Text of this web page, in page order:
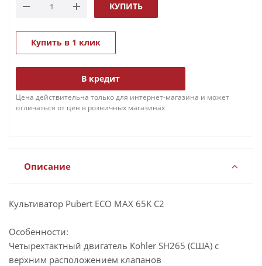
КУПИТЬ
Купить в 1 клик
В кредит
Цена действительна только для интернет-магазина и может
отличаться от цен в розничных магазинах
Описание
Культиватор Pubert ECO MAX 65K C2
Особенности:
Четырехтактный двигатель Kohler SH265 (США) с
верхним расположением клапанов